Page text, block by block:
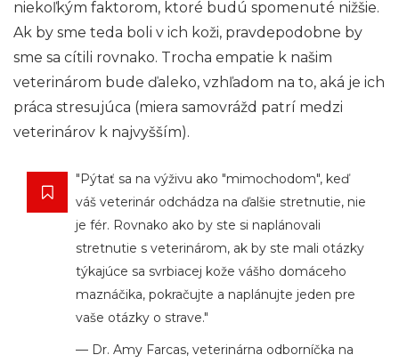
niekoľkým faktorom, ktoré budú spomenuté nižšie.
Ak by sme teda boli v ich koži, pravdepodobne by
sme sa cítili rovnako. Trocha empatie k našim
veterinárom bude ďaleko, vzhľadom na to, aká je ich
práca stresujúca (miera samovrážd patrí medzi
veterinárov k najvyšším).
"Pýtať sa na výživu ako "mimochodom", keď
váš veterinár odchádza na ďalšie stretnutie, nie
je fér. Rovnako ako by ste si naplánovali
stretnutie s veterinárom, ak by ste mali otázky
týkajúce sa svrbiacej kože vášho domáceho
maznáčika, pokračujte a naplánujte jeden pre
vaše otázky o strave."
— Dr. Amy Farcas, veterinárna odborníčka na